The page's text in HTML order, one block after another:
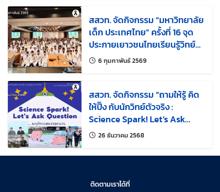
สสวท. จัดกิจกรรม “มหาวิทยาลัย
เด็ก ประเทศไทย” ครั้งที่ 16 จุด
ประกายเยาวชนไทยเรียนรู้วิทย์–
คณิต ผ่านกิจกรรม Hands-on
รับมือภัยพิบัติอย่างยั่งยืน
6 กุมภาพันธ์ 2569แก้ไขล่าสุดเมื่อ:
สสวท. จัดกิจกรรม “ถามให้รู้ คิด
ให้ปิ๊ง กับนักวิทย์ตัวจริง :
Science Spark! Let’s Ask
Questions!” ผ่านระบบออนไลน์
26 ธันวาคม 2568แก้ไขล่าสุดเมื่อ:
ติดตามเราได้ที่